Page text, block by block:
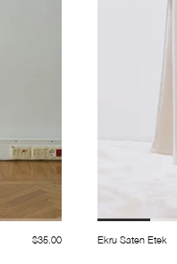
$35.00
Ekru Saten Etek